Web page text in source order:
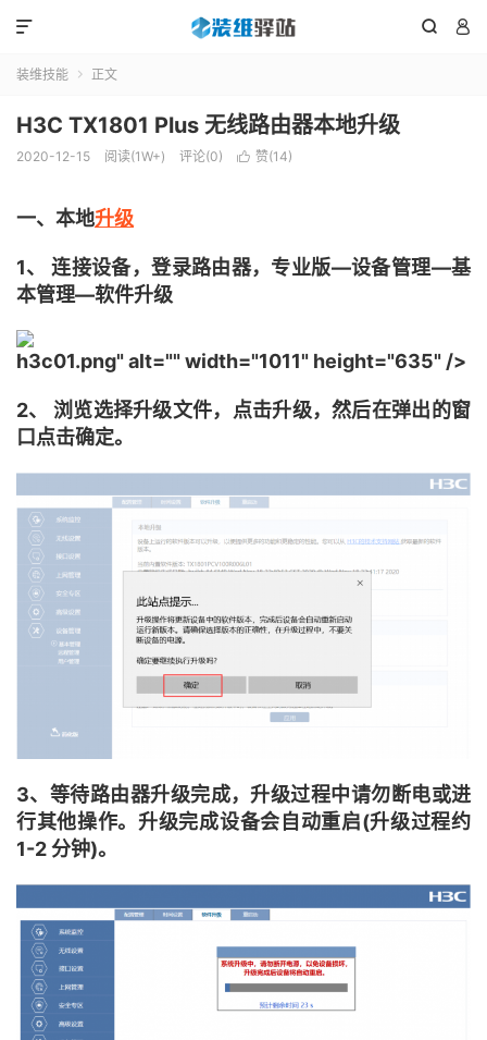
 

装维技能  正文
H3C TX1801 Plus 无线路由器本地升级
2020-12-15 阅读(1W+) 评论(0)  赞(14)
一、本地升级
1、 连接设备，登录路由器，专业版—设备管理—基
本管理—软件升级
h3c01.png" alt="" width="1011" height="635" />
2、 浏览选择升级文件，点击升级，然后在弹出的窗
口点击确定。
3、等待路由器升级完成，升级过程中请勿断电或进
行其他操作。升级完成设备会自动重启(升级过程约
1-2 分钟)。